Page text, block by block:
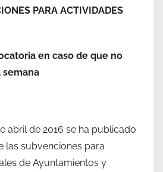
PARA ACTIVIDADES
en caso de que no
semana
abril de 2016 se ha publicado
las subvenciones para
de Ayuntamientos y